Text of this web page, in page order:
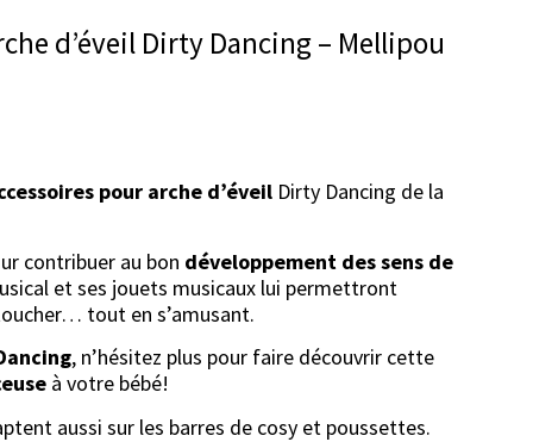
d’éveil Dirty Dancing – Mellipou
pour arche d’éveil Dirty Dancing de la
contribuer au bon développement des sens de
et ses jouets musicaux lui permettront
tout en s’amusant.
, n’hésitez plus pour faire découvrir cette
à votre bébé!
aussi sur les barres de cosy et poussettes.